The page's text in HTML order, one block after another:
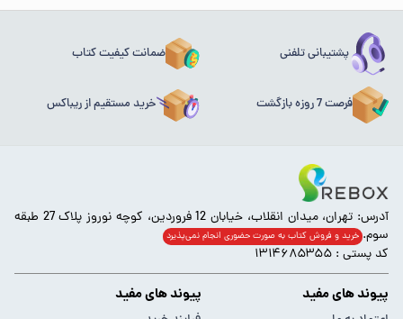
پشتیبانی تلفنی ضمانت کیفیت کتاب
فرصت 7 روزه بازگشت خرید مستقیم از ریباکس
آدرس: تهران، میدان انقلاب، خیابان 12 فروردین، کوچه نوروز پلاک 27 طبقه
سوم. خرید و فروش کتاب به صورت حضوری انجام‌ نمی‌پذیرد
کد پستی : ۱۳۱۴۶۸۵۳۵۵
پیوند های مفید پیوند های مفید